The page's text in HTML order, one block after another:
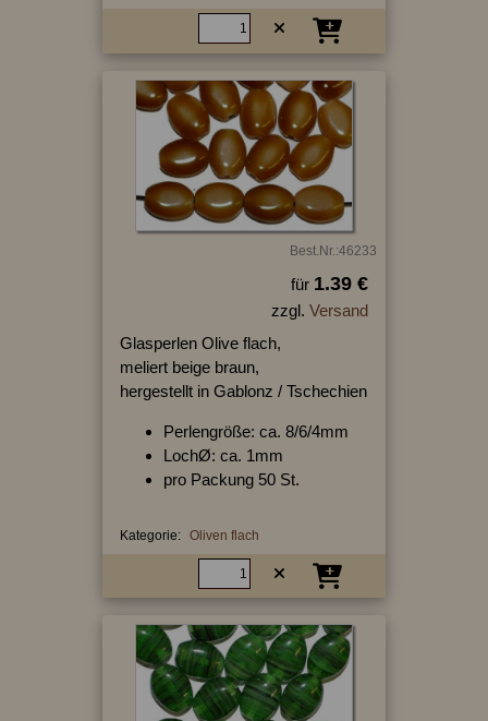
Best.Nr.:46233
für 1.39 €
zzgl. Versand
Glasperlen Olive flach,
meliert beige braun,
hergestellt in Gablonz / Tschechien
Perlengröße: ca. 8/6/4mm
LochØ: ca. 1mm
pro Packung 50 St.
Kategorie: Oliven flach